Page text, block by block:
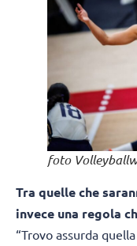
foto
Tra quelle che
invece una regola
“Trovo assurda